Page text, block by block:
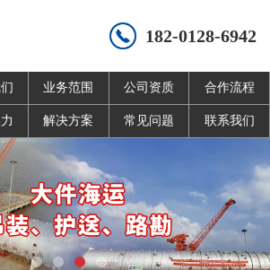
182-0128-6942
业务范围 公司资质 合作流程
解决方案 常见问题 联系我们